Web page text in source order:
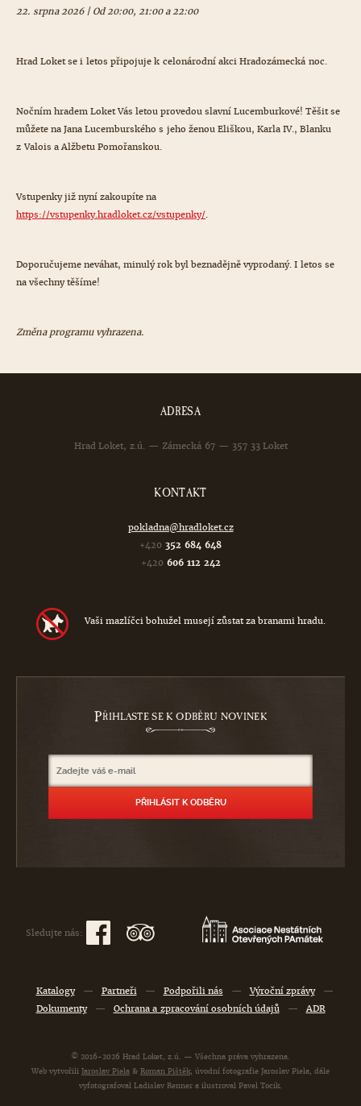
22. srpna 2026 | Od 20:00, 21:00 a 22:00
Hrad Loket se i letos připojuje k celonárodní akci Hradozámecká noc.
Nočním hradem Loket Vás letou provedou slavní Lucemburkové! Těšit se
můžete na Jana Lucemburského s jeho ženou Eliškou, Karla IV., Blanku
z Valois a Alžbetu Pomořanskou.
Vstupenky již nyní zakoupíte na
https://vstupenky.hradloket.cz/vstupenky/.
Doporučujeme neváhat, minulý rok byl beznadějně vyprodaný. I letos se
na všechny těšíme!
Změna programu vyhrazena.
ADRESA
Hrad Loket, z.ú. — Zámecká 67 — 357 33 Loket
KONTAKT
pokladna@hradloket.cz
+420 352 684 648
+420 606 112 242
Vaši mazlíčci bohužel musejí zůstat za branami hradu.
PŘIHLASTE SE K ODBĚRU NOVINEK
Sledujte nás:
Katalogy — Partneři — Podpořili nás — Výroční zprávy
—
Dokumenty
— Ochrana a zpracování osobních údajů — ADR
© 2016-2026 Hrad Loket, z.ú. — Všechna práva vyhrazena.
Web vytvořili Jaroslav Piela & Roman Pištěk, úvodní fotografie Jaroslav Piela, dále
vyfotografoval Ladislav Renner a ilustroval Pavel Tocik.